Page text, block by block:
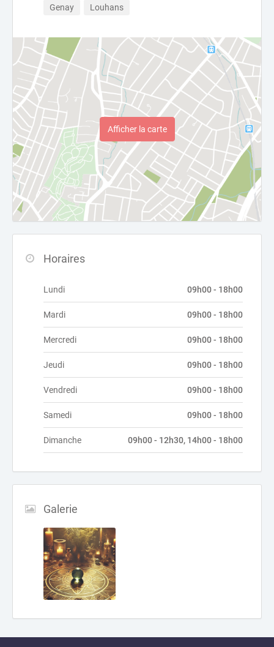
Genay Louhans
Afficher la carte
Horaires
Lundi 09h00 - 18h00
Mardi 09h00 - 18h00
Mercredi 09h00 - 18h00
Jeudi 09h00 - 18h00
Vendredi 09h00 - 18h00
Samedi 09h00 - 18h00
Dimanche 09h00 - 12h30, 14h00 - 18h00
Galerie